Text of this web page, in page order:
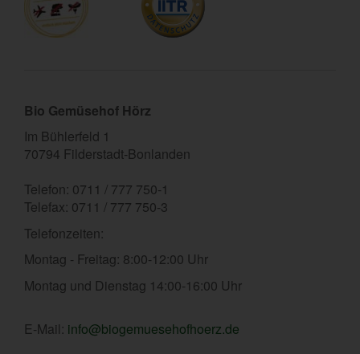
Bio Gemüsehof Hörz
Im Bühlerfeld 1
70794 Filderstadt-Bonlanden
Telefon: 0711 / 777 750-1
Telefax: 0711 / 777 750-3
Telefonzeiten:
Montag - Freitag: 8:00-12:00 Uhr
Montag und Dienstag 14:00-16:00 Uhr
E-Mail: info@biogemuesehofhoerz.de